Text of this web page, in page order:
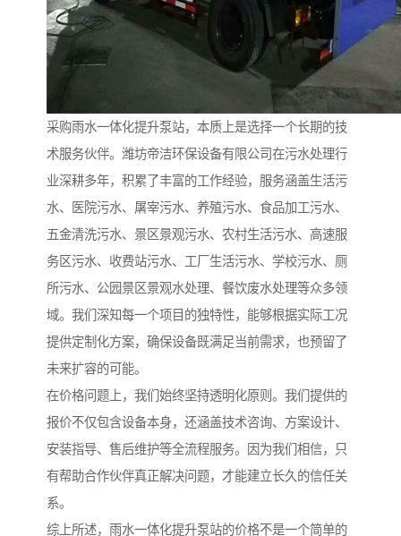
采购雨水一体化提升泵站，本质上是选择一个长期的技
术服务伙伴。潍坊帝洁环保设备有限公司在污水处理行
业深耕多年，积累了丰富的工作经验，服务涵盖生活污
水、医院污水、屠宰污水、养殖污水、食品加工污水、
五金清洗污水、景区景观污水、农村生活污水、高速服
务区污水、收费站污水、工厂生活污水、学校污水、厕
所污水、公园景区景观水处理、餐饮废水处理等众多领
域。我们深知每一个项目的独特性，能够根据实际工况
提供定制化方案，确保设备既满足当前需求，也预留了
未来扩容的可能。
在价格问题上，我们始终坚持透明化原则。我们提供的
报价不仅包含设备本身，还涵盖技术咨询、方案设计、
安装指导、售后维护等全流程服务。因为我们相信，只
有帮助合作伙伴真正解决问题，才能建立长久的信任关
系。
综上所述，雨水一体化提升泵站的价格不是一个简单的